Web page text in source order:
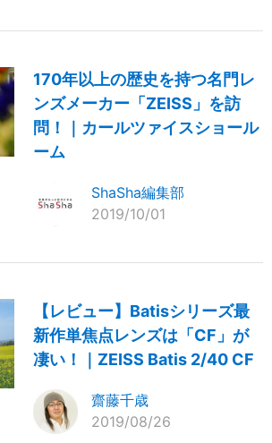
170年以上の歴史を持つ名門レ
ンズメーカー「ZEISS」を訪
問！｜カールツァイスショール
ーム
ShaSha編集部
2019/10/01
【レビュー】Batisシリーズ最
新作単焦点レンズは「CF」が
凄い！｜ZEISS Batis 2/40 CF
齋藤千歳
2019/08/26